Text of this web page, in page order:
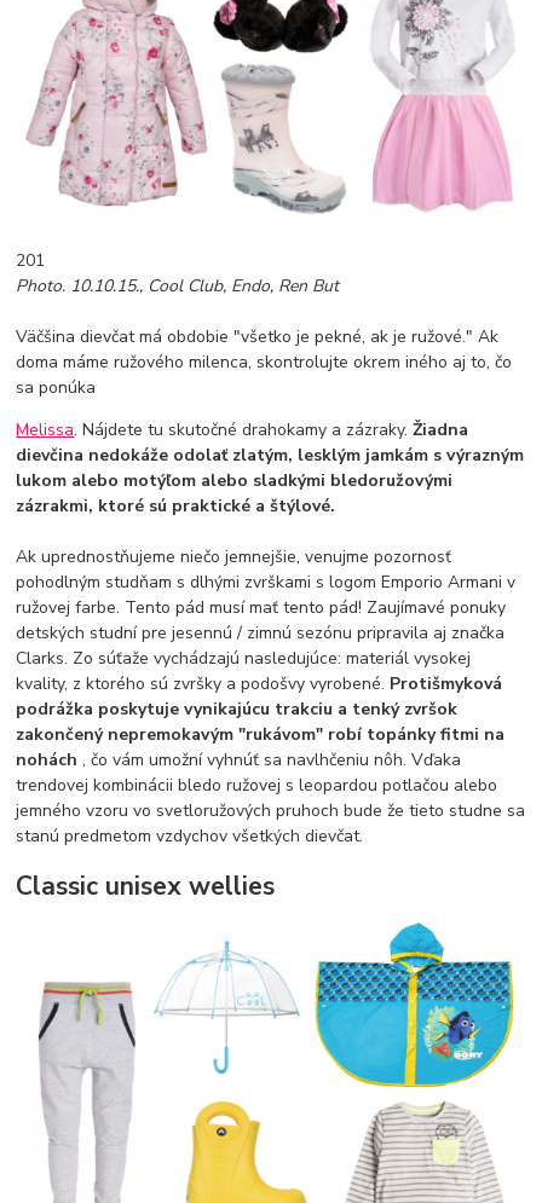
201
Photo. 10.10.15., Cool Club, Endo, Ren But
Väčšina dievčat má obdobie "všetko je pekné, ak je ružové." Ak
doma máme ružového milenca, skontrolujte okrem iného aj to, čo
sa ponúka
Melissa. Nájdete tu skutočné drahokamy a zázraky.Žiadna
dievčina nedokáže odolať zlatým, lesklým jamkám s výrazným
lukom alebo motýľom alebo sladkými bledoružovými
zázrakmi, ktoré sú praktické a štýlové.
Ak uprednostňujeme niečo jemnejšie, venujme pozornosť
pohodlným studňam s dlhými zvrškami s logom Emporio Armani v
ružovej farbe. Tento pád musí mať tento pád! Zaujímavé ponuky
detských studní pre jesennú / zimnú sezónu pripravila aj značka
Clarks. Zo súťaže vychádzajú nasledujúce: materiál vysokej
kvality, z ktorého sú zvršky a podošvy vyrobené. Protišmyková
podrážka poskytuje vynikajúcu trakciu a tenký zvršok
zakončený nepremokavým "rukávom" robí topánky fitmi na
nohách, čo vám umožní vyhnúť sa navlhčeniu nôh. Vďaka
trendovej kombinácii bledo ružovej s leopardou potlačou alebo
jemného vzoru vo svetloružových pruhoch bude že tieto studne sa
stanú predmetom vzdychov všetkých dievčat.
Classic unisex wellies